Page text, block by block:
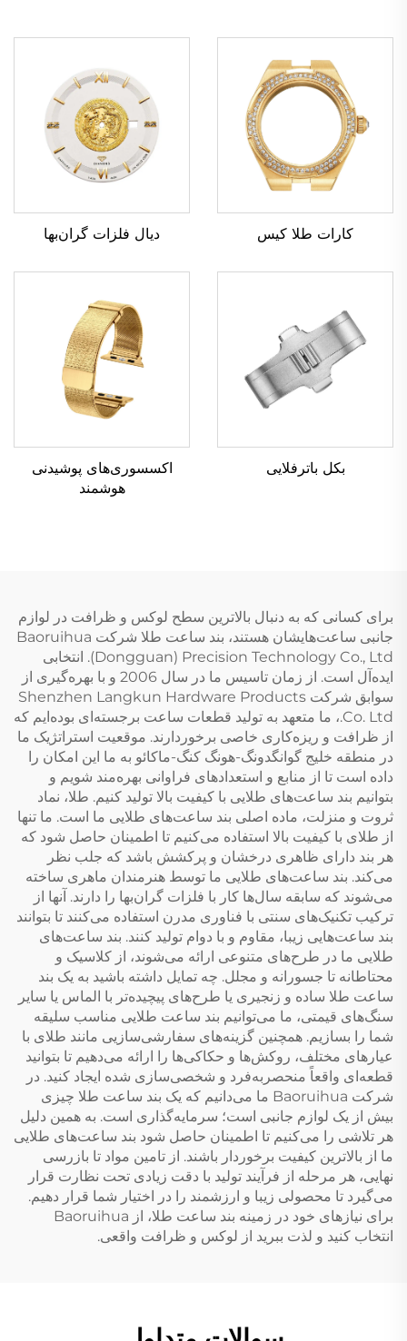
کارات طلا کیس دیال فلزات گران‌بها
بکل باترفلایی
اکسسوری‌های پوشیدنی
هوشمند
برای کسانی که به دنبال بالاترین سطح لوکس و ظرافت در لوازم
جانبی ساعت‌هایشان هستند، بند ساعت طلا شرکت Baoruihua
(Dongguan) Precision Technology Co., Ltd. انتخابی
ایده‌آل است. از زمان تاسیس ما در سال 2006 و با بهره‌گیری از
سوابق شرکت Shenzhen Langkun Hardware Products
Co. Ltd.، ما متعهد به تولید قطعات ساعت برجسته‌ای بوده‌ایم که
از ظرافت و ریزه‌کاری خاصی برخوردارند. موقعیت استراتژیک ما
در منطقه خلیج گوانگدونگ-هونگ کنگ-ماکائو به ما این امکان را
داده است تا از منابع و استعدادهای فراوانی بهره‌مند شویم و
بتوانیم بند ساعت‌های طلایی با کیفیت بالا تولید کنیم. طلا، نماد
ثروت و منزلت، ماده اصلی بند ساعت‌های طلایی ما است. ما تنها
از طلای با کیفیت بالا استفاده می‌کنیم تا اطمینان حاصل شود که
هر بند دارای ظاهری درخشان و پرکشش باشد که جلب نظر
می‌کند. بند ساعت‌های طلایی ما توسط هنرمندان ماهری ساخته
می‌شوند که سابقه سال‌ها کار با فلزات گران‌بها را دارند. آنها از
ترکیب تکنیک‌های سنتی با فناوری مدرن استفاده می‌کنند تا بتوانند
بند ساعت‌هایی زیبا، مقاوم و با دوام تولید کنند. بند ساعت‌های
طلایی ما در طرح‌های متنوعی ارائه می‌شوند، از کلاسیک و
محتاطانه تا جسورانه و مجلل. چه تمایل داشته باشید به یک بند
ساعت طلا ساده و زنجیری یا طرح‌های پیچیده‌تر با الماس یا سایر
سنگ‌های قیمتی، ما می‌توانیم بند ساعت طلایی مناسب سلیقه
شما را بسازیم. همچنین گزینه‌های سفارشی‌سازیی مانند طلای با
عیارهای مختلف، روکش‌ها و حکاکی‌ها را ارائه می‌دهیم تا بتوانید
قطعه‌ای واقعاً منحصربه‌فرد و شخصی‌سازی شده ایجاد کنید. در
شرکت Baoruihua ما می‌دانیم که یک بند ساعت طلا چیزی
بیش از یک لوازم جانبی است؛ سرمایه‌گذاری است. به همین دلیل
هر تلاشی را می‌کنیم تا اطمینان حاصل شود بند ساعت‌های طلایی
ما از بالاترین کیفیت برخوردار باشند. از تامین مواد تا بازرسی
نهایی، هر مرحله از فرآیند تولید با دقت زیادی تحت نظارت قرار
می‌گیرد تا محصولی زیبا و ارزشمند را در اختیار شما قرار دهیم.
برای نیازهای خود در زمینه بند ساعت طلا، از Baoruihua
انتخاب کنید و لذت ببرید از لوکس و ظرافت واقعی.